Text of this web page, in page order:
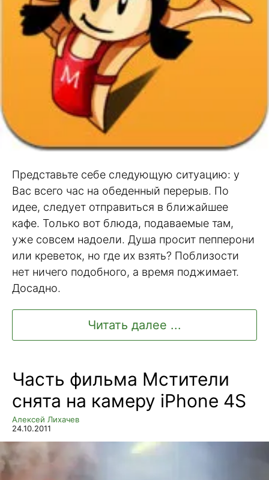
Представьте себе следующую ситуацию: у
Вас всего час на обеденный перерыв. По
идее, следует отправиться в ближайшее
кафе. Только вот блюда, подаваемые там,
уже совсем надоели. Душа просит пепперони
или креветок, но где их взять? Поблизости
нет ничего подобного, а время поджимает.
Досадно.
Читать далее ...
Часть фильма Мстители
снята на камеру iPhone 4S
Алексей Лихачев
24.10.2011